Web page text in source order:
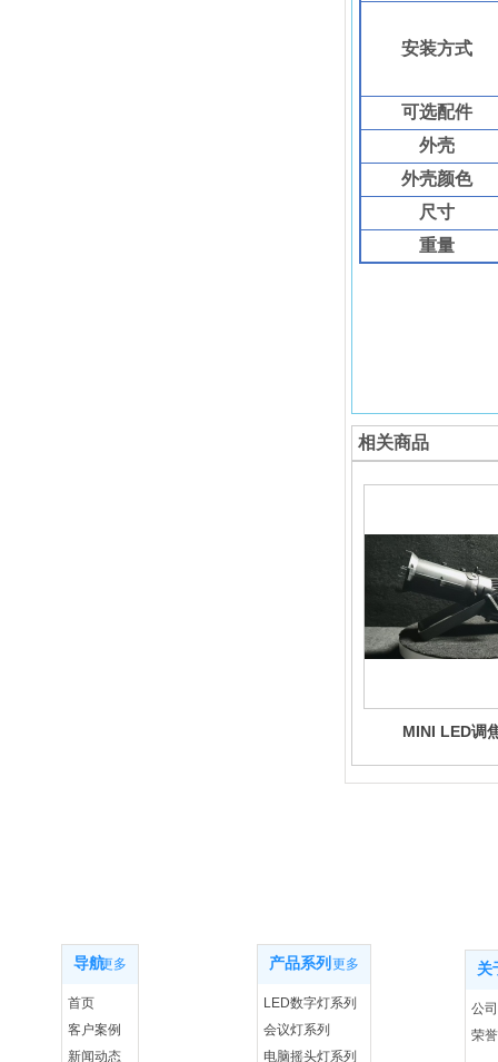
安装方式
可选配件
外壳
外壳颜色
尺寸
重量
相关商品
MINI LED调
导航更多
首页
客户案例
新闻动态
产品系列 更多
LED数字灯系列
会议灯系列
电脑摇头灯系列
关
公
荣